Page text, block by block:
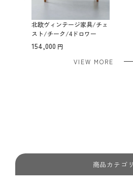
北欧ヴィンテージ家具/チェ
スト/チーク/4ドロワー
154,000
VIEW MORE
商品カテゴリ